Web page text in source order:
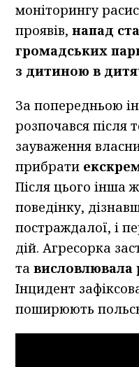
моніторингу
проявів, напад
громадських
з дитиною в
За попередньою
розпочався після
зауваження
прибрати
Після цього інша
поведінку,
постраждалої, і
дій. Агресорка
тависловлювала
Інцидент
поширюють